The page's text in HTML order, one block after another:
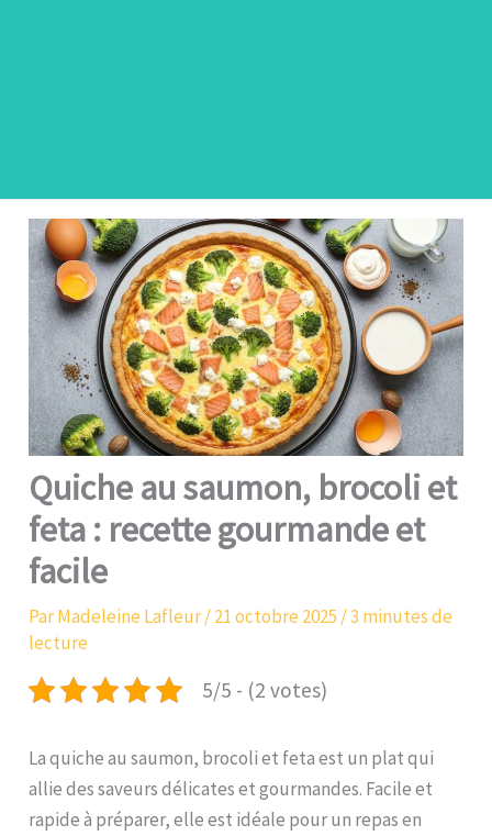
Quiche au saumon, brocoli et
feta : recette gourmande et
facile
ParMadeleine Lafleur/21 octobre 2025 /3 minutes de
lecture
5/5 - (2 votes)
La quiche au saumon, brocoli et feta est un plat qui
allie des saveurs délicates et gourmandes. Facile et
rapide à préparer, elle est idéale pour un repas en